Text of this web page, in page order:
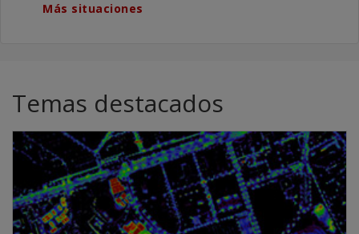
Más situaciones
Temas destacados